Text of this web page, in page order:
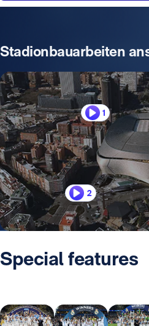
Stadionbauarbeiten
1
2
Special features